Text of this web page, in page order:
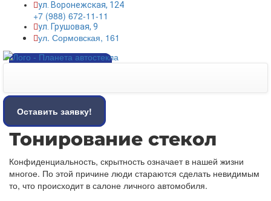
ул. Воронежская, 124
+7 (988) 672-11-11
ул. Грушовая, 9
ул. Сормовская, 161
Оставить заявку!
Тонирование стекол
Конфиденциальность, скрытность означает в нашей жизни
многое. По этой причине люди стараются сделать невидимым
то, что происходит в салоне личного автомобиля.